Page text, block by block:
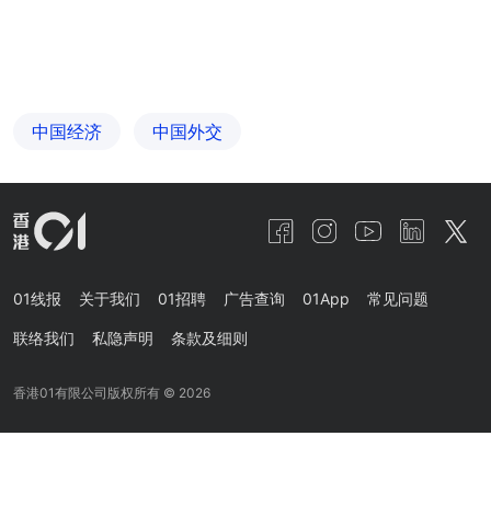
中国经济 中国外交
01线报 关于我们 01招聘 广告查询 01App 常见问题
联络我们 私隐声明 条款及细则
香港01有限公司版权所有 © 2026